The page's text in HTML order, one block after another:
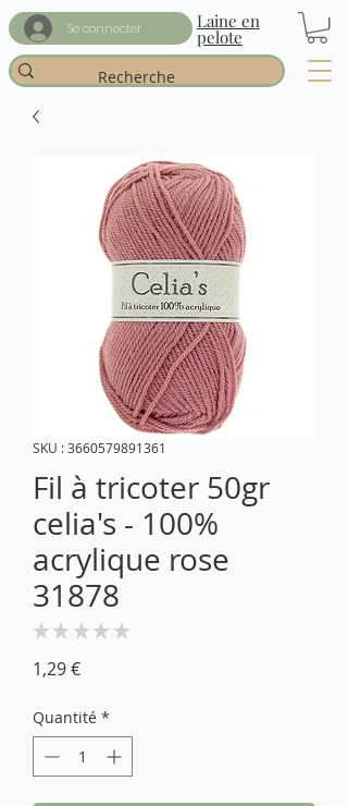
Se connecter Laine en
pelote
SKU : 3660579891361
Fil à tricoter 50gr
celia's - 100%
acrylique rose
31878
★ ★ ★ ★ ★
1,29 €Prix
Quantité *